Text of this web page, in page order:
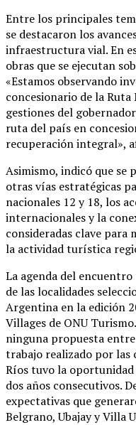
Entre los principales
se destacaron los
infraestructura vial. En
obras que se ejecutan
«Estamos observando
concesionario de la Ruta
gestiones del
ruta del país en
recuperación integral»,
Asimismo, indicó que se
otras vías estratégicas
nacionales 12 y 18, los
internacionales y la
consideradas clave
la actividad turística
La agenda del
de las localidades
Argentina en la edición
Villages de ONU
ninguna propuesta
trabajo realizado por las
Ríos tuvo la
dos años consecutivos.
expectativas que
Belgrano, Ubajay y Villa